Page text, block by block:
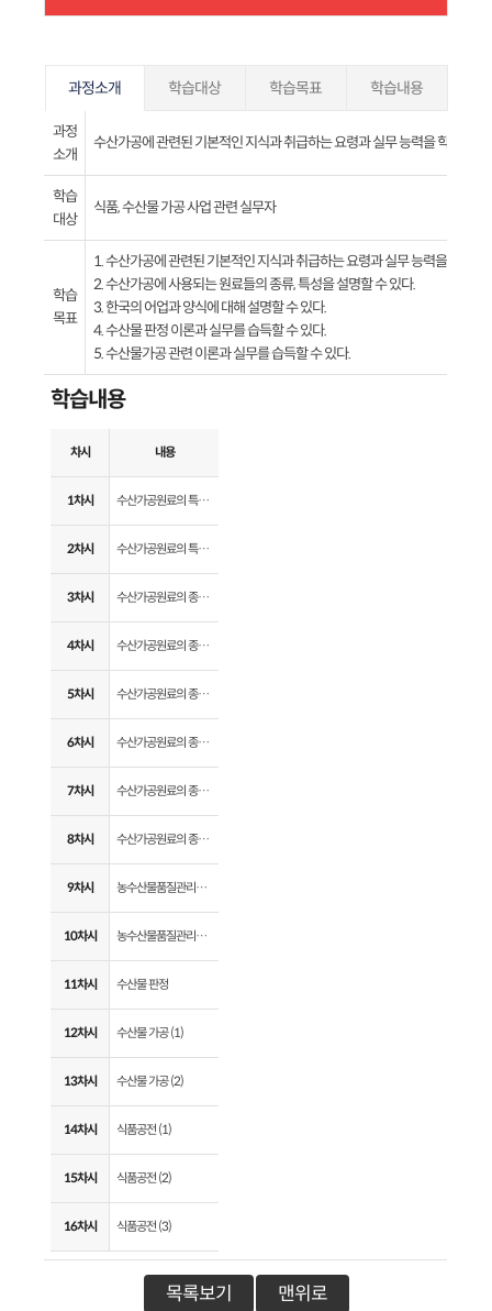
과정소개 학습대상 학습목표 학습내용
과정
소개
수산가공에 관련된 기본적인 지식과 취급하는 요령과 실무 능력을 학습할 수
학습
대상
식품, 수산물 가공 사업 관련 실무자
학습
목표
1. 수산가공에 관련된 기본적인 지식과 취급하는 요령과 실무 능력을 습득할
2. 수산가공에 사용되는 원료들의 종류, 특성을 설명할 수 있다.
3. 한국의 어업과 양식에 대해 설명할 수 있다.
4. 수산물 판정 이론과 실무를 습득할 수 있다.
5. 수산물가공 관련 이론과 실무를 습득할 수 있다.
학습내용
차시 내용
1차시 수산가공원료의 특성 (1)
2차시 수산가공원료의 특성 (2)
3차시 수산가공원료의 종류 (1)
4차시 수산가공원료의 종류 (2)
5차시 수산가공원료의 종류 (3)
6차시 수산가공원료의 종류 (4)
7차시 수산가공원료의 종류 (5)
8차시 수산가공원료의 종류 (6)
9차시 농수산물품질관리법 (1)
10차시 농수산물품질관리법 (2)
11차시 수산물 판정
12차시 수산물 가공 (1)
13차시 수산물 가공 (2)
14차시 식품공전 (1)
15차시 식품공전 (2)
16차시 식품공전 (3)
목록보기 맨위로